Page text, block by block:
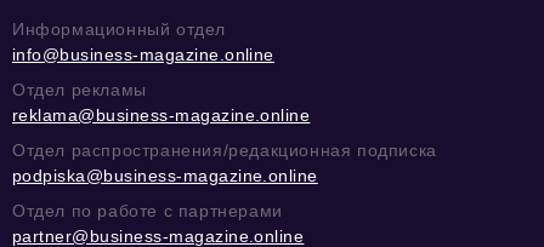
Информационный отдел
info@business-magazine.online
Отдел рекламы
reklama@business-magazine.online
Отдел распространения/редакционная подписка
podpiska@business-magazine.online
Отдел по работе с партнерами
partner@business-magazine.online